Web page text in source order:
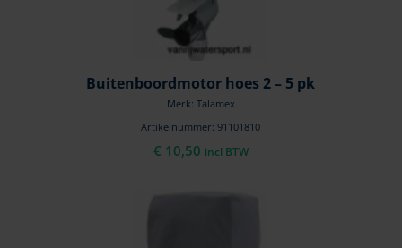
Buitenboordmotor hoes 2 – 5 pk
Merk: Talamex
Artikelnummer: 91101810
€ 10,50 incl BTW